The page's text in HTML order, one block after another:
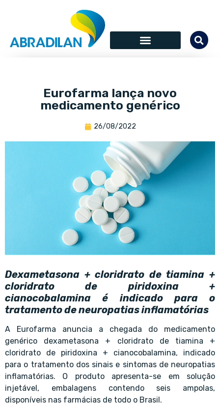
Eurofarma lança novo
medicamento genérico
26/08/2022
Dexametasona + cloridrato de tiamina +
cloridrato de piridoxina +
cianocobalamina é indicado para o
tratamento de neuropatias inflamatórias
A Eurofarma anuncia a chegada do medicamento
genérico dexametasona + cloridrato de tiamina +
cloridrato de piridoxina + cianocobalamina, indicado
para o tratamento dos sinais e sintomas de neuropatias
inflamatórias. O produto apresenta-se em solução
injetável, embalagens contendo seis ampolas,
disponíveis nas farmácias de todo o Brasil.